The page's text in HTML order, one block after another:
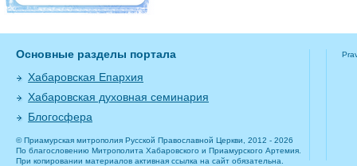
Основные разделы портала
Хабаровская Епархия
Хабаровская духовная семинария
Блогосфера
© Приамурская митрополия Русской Православной Церкви, 2012 - 2026
По благословению Митрополита Хабаровского и Приамурского Артемия.
При копировании материалов активная ссылка на сайт обязательна.